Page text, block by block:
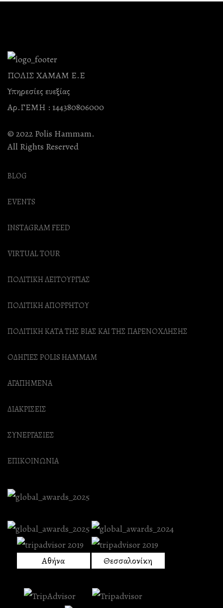
ΠΟΛΙΣ ΧΑΜΑΜ Ε.Ε
Υπηρεσίες ευεξίας
Αρ.ΓΕΜΗ : 144380806000
© 2022 Polis Hammam.
All Rights Reserved
BLOG
EVENTS
INSTAGRAM FEED
VIRTUAL TOUR
ΠΟΛΙΤΙΚΗ ΛΕΙΤΟΥΡΓΙΑΣ
ΠΟΛΙΤΙΚΗ ΑΠΟΡΡΗΤΟΥ
ΠΟΛΙΤΙΚΗ ΚΑΤΑ ΤΗΣ ΒΙΑΣ ΚΑΙ ΤΗΣ ΠΑΡΕΝΟΧΛΗΣΗΣ
ΟΔΗΓΙΕΣ POLIS HAMMAM
ΑΓΑΠΗΜΕΝΑ
ΔΙΑΚΡΙΣΕΙΣ
ΣΥΝΕΡΓΑΣΙΕΣ
ΕΠΙΚΟΙΝΩΝΙΑ
Αθήνα Θεσσαλονίκη